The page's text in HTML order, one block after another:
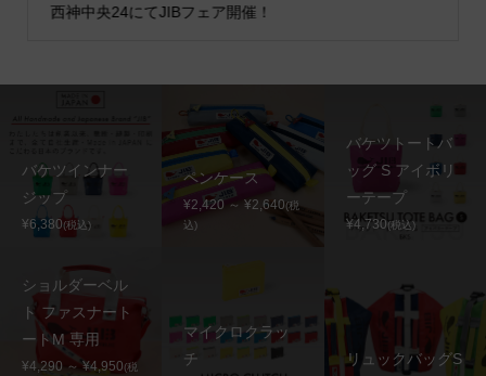
西神中央24にてJIBフェア開催！
バケツインナー
ジップ
¥6,380(税込)
ペンケース
¥2,420 ～ ¥2,640(税
込)
バケツトートバ
ッグ S アイボリ
ーテープ
¥4,730(税込)
ショルダーベル
ト ファスナート
ートM 専用
¥4,290 ～ ¥4,950(税
マイクロクラッ
チ
リュックバッグS